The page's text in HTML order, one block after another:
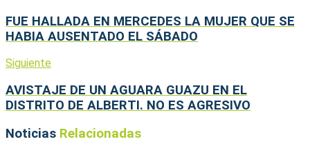
FUE HALLADA EN MERCEDES LA MUJER QUE SE
HABIA AUSENTADO EL SÁBADO
Siguiente
AVISTAJE DE UN AGUARA GUAZU EN EL
DISTRITO DE ALBERTI. NO ES AGRESIVO
Noticias Relacionadas